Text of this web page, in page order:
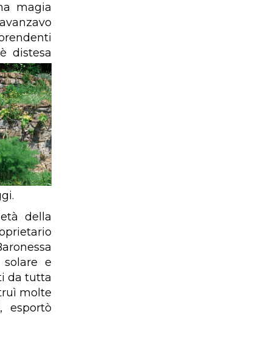
magia
distesa
della
e
da tutta
molte
esportò